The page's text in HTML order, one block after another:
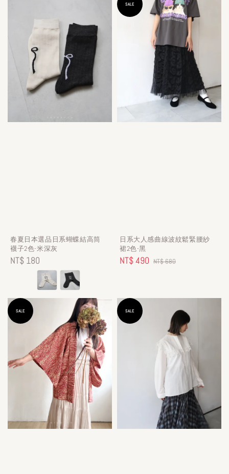
春夏日本選品日系蝴蝶結高筒
襪子2色-米深灰
Regular
NT$ 180
SALE
日系大人感曲線波紋鬆緊腰紗
裙2色-黑
Sale
NT$ 490 Regular
NT$ 680
SALE SALE